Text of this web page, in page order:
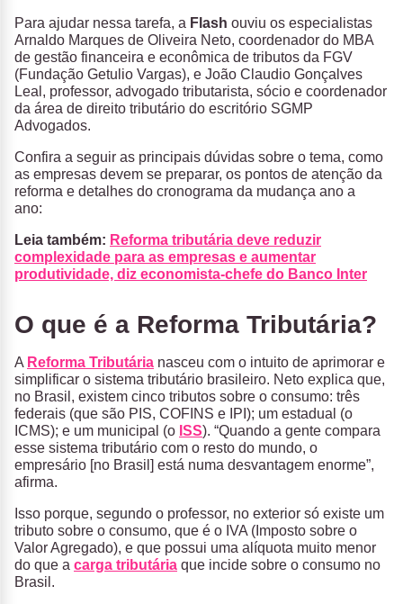
Para ajudar nessa tarefa, a Flash ouviu os especialistas
Arnaldo Marques de Oliveira Neto, coordenador do MBA
de gestão financeira e econômica de tributos da FGV
(Fundação Getulio Vargas), e João Claudio Gonçalves
Leal, professor, advogado tributarista, sócio e coordenador
da área de direito tributário do escritório SGMP
Advogados.
Confira a seguir as principais dúvidas sobre o tema, como
as empresas devem se preparar, os pontos de atenção da
reforma e detalhes do cronograma da mudança ano a
ano:
Leia também: Reforma tributária deve reduzir
complexidade para as empresas e aumentar
produtividade, diz economista-chefe do Banco Inter
O que é a Reforma Tributária?
A Reforma Tributária nasceu com o intuito de aprimorar e
simplificar o sistema tributário brasileiro. Neto explica que,
no Brasil, existem cinco tributos sobre o consumo: três
federais (que são PIS, COFINS e IPI); um estadual (o
ICMS); e um municipal (o ISS). “Quando a gente compara
esse sistema tributário com o resto do mundo, o
empresário [no Brasil] está numa desvantagem enorme”,
afirma.
Isso porque, segundo o professor, no exterior só existe um
tributo sobre o consumo, que é o IVA (Imposto sobre o
Valor Agregado), e que possui uma alíquota muito menor
do que a carga tributária que incide sobre o consumo no
Brasil.